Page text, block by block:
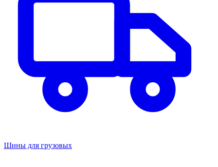
Шины для грузовых